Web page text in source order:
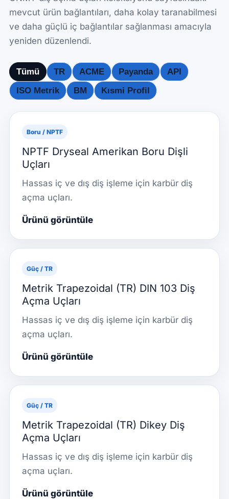
mevcut ürün bağlantıları, daha kolay taranabilmesi
ve daha güçlü iç bağlantılar sağlanması amacıyla
yeniden düzenlendi.
Tümü TR ACME Payanda
API
ISO Metrik
BM Kısmi Profil
Boru / NPTF
NPTF Dryseal Amerikan Boru Dişli
Uçları
Hassas iç ve dış diş işleme için karbür diş
açma uçları.
Ürünü görüntüle
Güç / TR
Metrik Trapezoidal (TR) DIN 103 Diş
Açma Uçları
Hassas iç ve dış diş işleme için karbür diş
açma uçları.
Ürünü görüntüle
Güç / TR
Metrik Trapezoidal (TR) Dikey Diş
Açma Uçları
Hassas iç ve dış diş işleme için karbür diş
açma uçları.
Ürünü görüntüle